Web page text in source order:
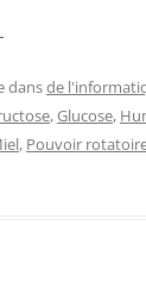
dansde
,Glucose,
, Pouvoir